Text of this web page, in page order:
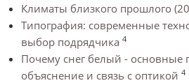
Климаты близкого прошлого
Типография: современные
выбор подрядчика 4
Почему снег белый -
объяснение и связь с оптикой 4